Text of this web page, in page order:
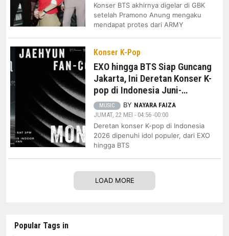
Popular Tags in
Konser BTS akhirnya digelar di GBK
setelah Pramono Anung mengaku
mendapat protes dari ARMY
Konser K-Pop
EXO hingga BTS Siap Guncang
Jakarta, Ini Deretan Konser K-
pop di Indonesia Juni-
Desember 2026, Ada
Favoritmu?
MUSIC BY NAYARA FAIZA
JUMAT, 22 MEI - 04:56 -00:00
Deretan konser K-pop di Indonesia
2026 dipenuhi idol populer, dari EXO
hingga BTS
LOAD MORE